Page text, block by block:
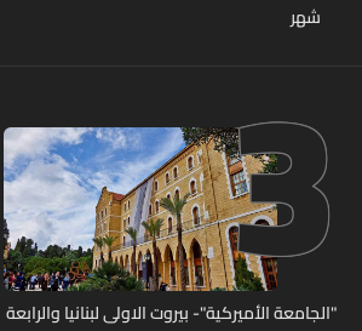
شهر
3
"الجامعة الأميركية"- بيروت الاولى لبنانيا والرابعة